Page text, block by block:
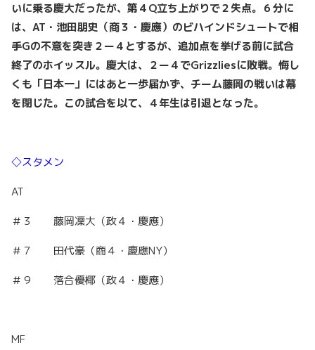
いに乗る慶大だったが、第４Q立ち上がりで２失点。６分に
は、AT・池田朋史（商３・慶應）のビハインドシュートで相
手Gの不意を突き２ー４とするが、追加点を挙げる前に試合
終了のホイッスル。慶大は、２ー４でGrizzliesに敗戦。悔し
くも「日本一」にはあと一歩届かず、チーム藤岡の戦いは幕
を閉じた。この試合を以て、４年生は引退となった。
◇スタメン
AT
＃３ 藤岡凜大（政４・慶應）
＃７ 田代豪（商４・慶應NY）
＃９ 落合優椰（政４・慶應）
MF